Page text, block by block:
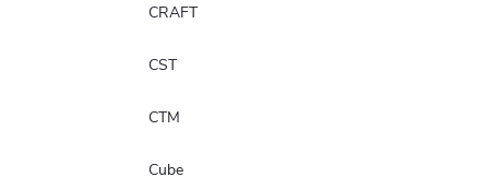
CRAFT
CST
CTM
Cube